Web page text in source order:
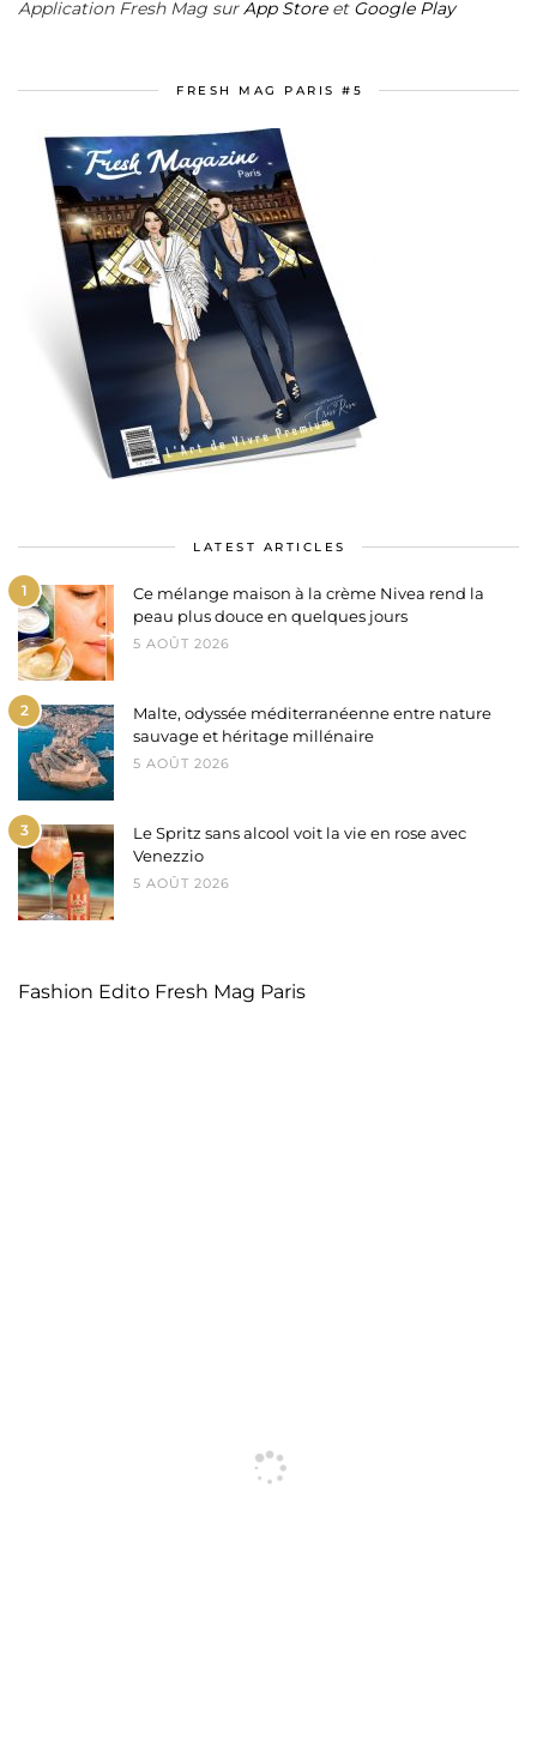
Application Fresh Mag surApp Storeet Google Play
FRESH MAG PARIS #5
LATEST ARTICLES
1
Ce mélange maison à la crème Nivea rend la
peau plus douce en quelques jours
5 AOÛT 2026
2
Malte, odyssée méditerranéenne entre nature
sauvage et héritage millénaire
5 AOÛT 2026
3
Le Spritz sans alcool voit la vie en rose avec
Venezzio
5 AOÛT 2026
Fashion Edito Fresh Mag Paris